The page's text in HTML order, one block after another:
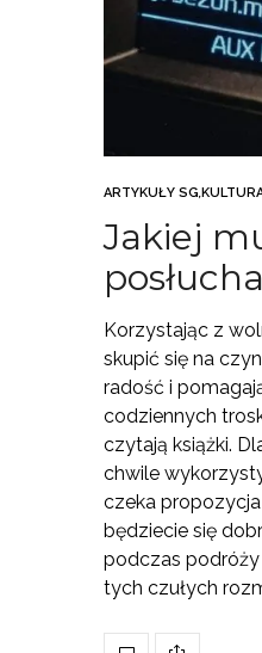
ARTYKUŁY SG,
Jakiej
Korzystając z
skupić się na
radość i
codziennych
czytają książki.
chwile
czeka
będziecie się
podczas
tych czułych